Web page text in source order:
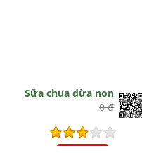
Sữa chua dừa non
0 đ